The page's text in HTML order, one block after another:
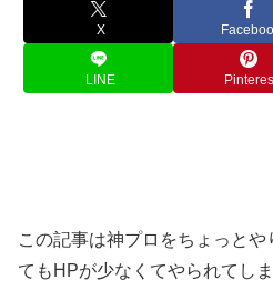
X
LINE
この記事は神プロをちょっと
てもHPが少なくてやられてし